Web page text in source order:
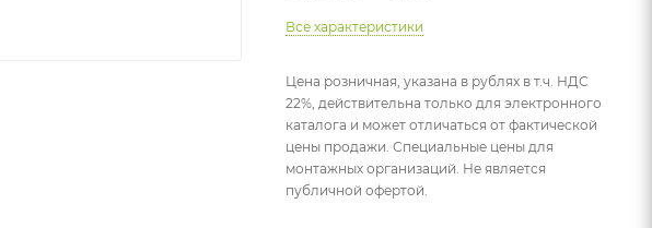
Все характеристики
Цена розничная, указана в рублях в т.ч. НДС
22%, действительна только для электронного
каталога и может отличаться от фактической
цены продажи. Специальные цены для
монтажных организаций. Не является
публичной офертой.